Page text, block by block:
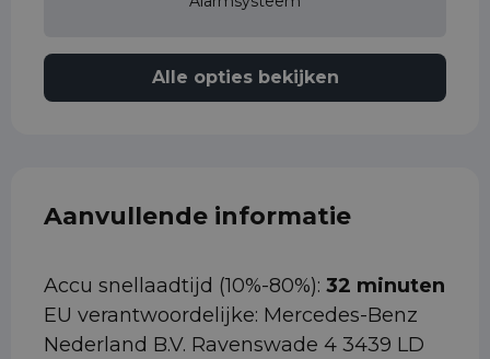
Alle opties bekijken
Aanvullende informatie
Accu snellaadtijd (10%-80%): 32 minuten
EU verantwoordelijke: Mercedes-Benz
Nederland B.V. Ravenswade 4 3439 LD